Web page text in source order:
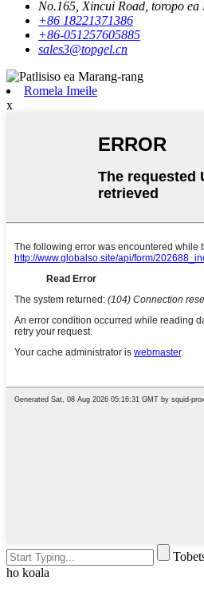
No.165, Xincui Road, toropo
+86 18221371386
+86-051257605885
sales3@topgel.cn
Romela Imeile
x
ho koala